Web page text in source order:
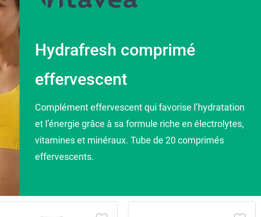
Hydrafresh comprimé
effervescent
Complément effervescent qui favorise l’hydratation
et l’énergie grâce à sa formule riche en électrolytes,
vitamines et minéraux. Tube de 20 comprimés
effervescents.